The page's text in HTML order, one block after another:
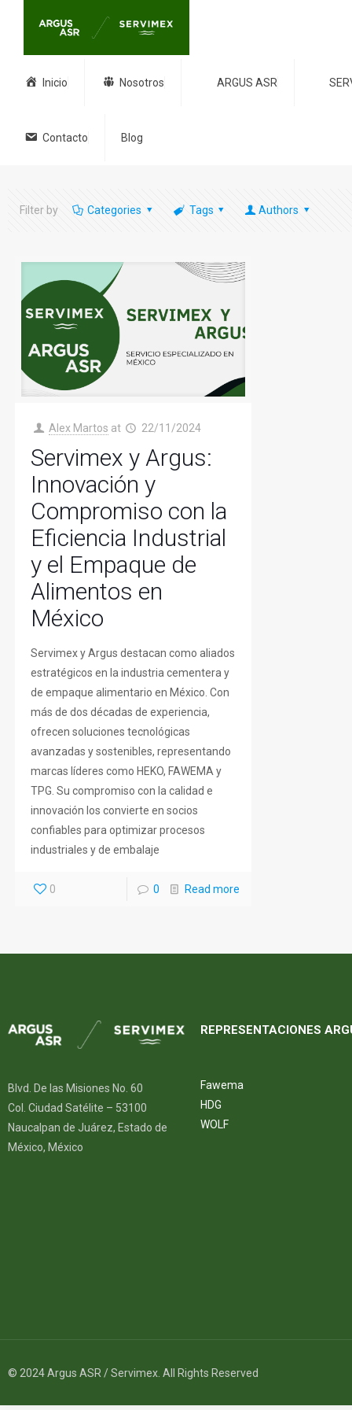
Inicio Nosotros ARGUS ASR
Contacto Blog
Filter by Categories Tags Authors
Alex Martos at 22/11/2024
Servimex y Argus:
Innovación y
Compromiso con la
Eficiencia Industrial
y el Empaque de
Alimentos en
México
Servimex y Argus destacan como aliados
estratégicos en la industria cementera y
de empaque alimentario en México. Con
más de dos décadas de experiencia,
ofrecen soluciones tecnológicas
avanzadas y sostenibles, representando
marcas líderes como HEKO, FAWEMA y
TPG. Su compromiso con la calidad e
innovación los convierte en socios
confiables para optimizar procesos
industriales y de embalaje
0 0 Read more
Blvd. De las Misiones No. 60
Col. Ciudad Satélite – 53100
Naucalpan de Juárez, Estado de
México, México
REPRESENTACIONES
Fawema
HDG
WOLF
© 2024 Argus ASR / Servimex. All Rights Reserved